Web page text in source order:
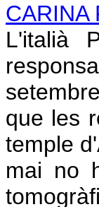
CARINA
L'italià
que les
temple
mai no